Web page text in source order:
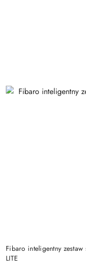
Fibaro inteligentny
LITE